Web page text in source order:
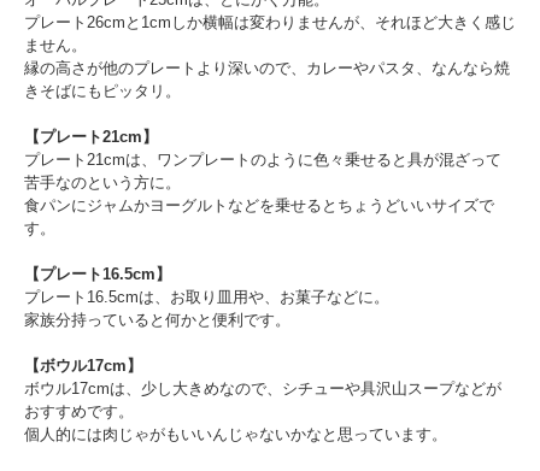
プレート26cmと1cmしか横幅は変わりませんが、それほど大きく感じ
ません。
縁の高さが他のプレートより深いので、カレーやパスタ、なんなら焼
きそばにもピッタリ。
【プレート21cm】
プレート21cmは、ワンプレートのように色々乗せると具が混ざって
苦手なのという方に。
食パンにジャムかヨーグルトなどを乗せるとちょうどいいサイズで
す。
【プレート16.5cm】
プレート16.5cmは、お取り皿用や、お菓子などに。
家族分持っていると何かと便利です。
【ボウル17cm】
ボウル17cmは、少し大きめなので、シチューや具沢山スープなどが
おすすめです。
個人的には肉じゃがもいいんじゃないかなと思っています。